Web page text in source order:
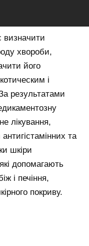
визначити
хвороби,
його
і
результатами
лікування,
та
шкіри
допомагають
і печіння,
покриву.